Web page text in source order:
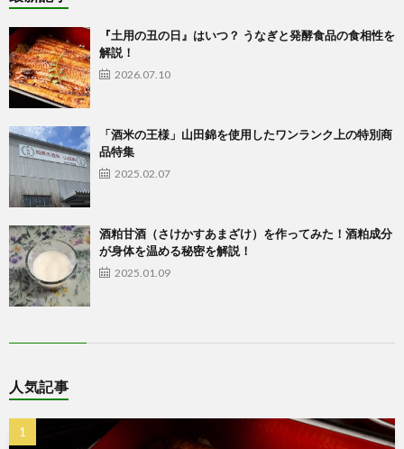
『土用の丑の日』はいつ？ うなぎと発酵食品の食相性を
解説！
2026.07.10
「酒米の王様」山田錦を使用したワンランク上の特別商
品特集
2025.02.07
酒粕甘酒（さけかすあまざけ）を作ってみた！酒粕成分
が身体を温める秘密を解説！
2025.01.09
人気記事